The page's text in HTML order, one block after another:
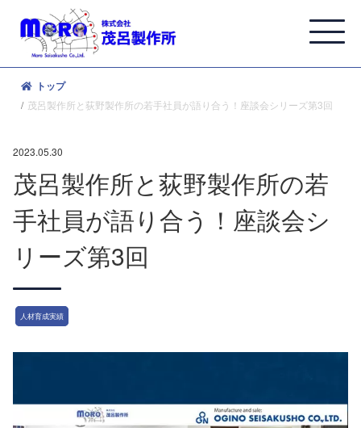
トップ
茂呂製作所と荻野製作所の若⼿社員が語り合う！座談会シリーズ第3回
2023.05.30
茂呂製作所と荻野製作所の若
⼿社員が語り合う！座談会シ
リーズ第3回
人材育成実績